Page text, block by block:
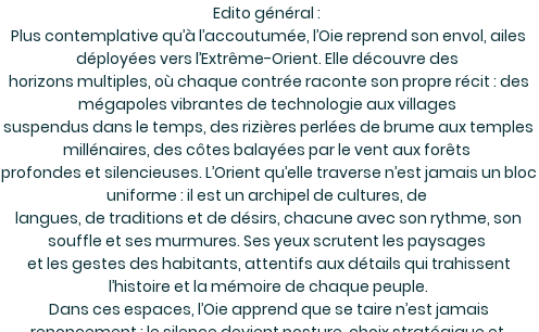
Edito général :
Plus contemplative qu’à l’accoutumée, l’Oie reprend son envol, ailes
déployées vers l’Extrême-Orient. Elle découvre des
horizons multiples, où chaque contrée raconte son propre récit : des
mégapoles vibrantes de technologie aux villages
suspendus dans le temps, des rizières perlées de brume aux temples
millénaires, des côtes balayées par le vent aux forêts
profondes et silencieuses. L’Orient qu’elle traverse n’est jamais un bloc
uniforme : il est un archipel de cultures, de
langues, de traditions et de désirs, chacune avec son rythme, son
souffle et ses murmures. Ses yeux scrutent les paysages
et les gestes des habitants, attentifs aux détails qui trahissent
l’histoire et la mémoire de chaque peuple.
Dans ces espaces, l’Oie apprend que se taire n’est jamais